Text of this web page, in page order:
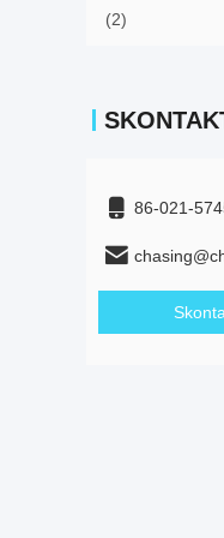
(2)
86-021-